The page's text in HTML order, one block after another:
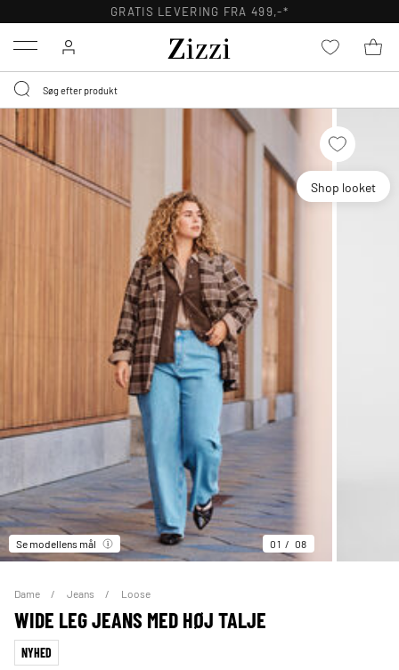
GRATIS LEVERING FRA 499,-*
Menu
Shop looket
Se modellens mål 01 08
Dame Jeans Loose
WIDE LEG JEANS MED HØJ TALJE
NYHED